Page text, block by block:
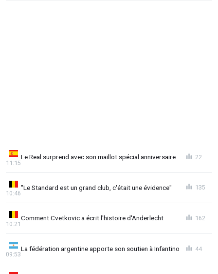
Le Real surprend avec son maillot spécial anniversaire
11:15
22
"Le Standard est un grand club, c'était une évidence"
10:46
135
Comment Cvetkovic a écrit l'histoire d'Anderlecht
10:21
162
La fédération argentine apporte son soutien à Infantino
09:53
44